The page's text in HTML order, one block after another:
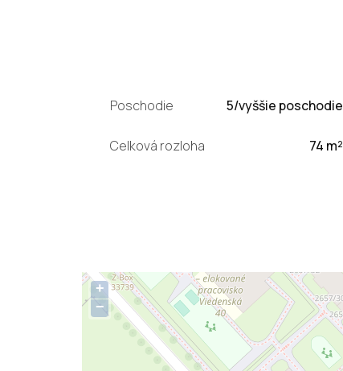
Poschodie 5/vyššie poschodie
Celková rozloha 74 m²
+
−